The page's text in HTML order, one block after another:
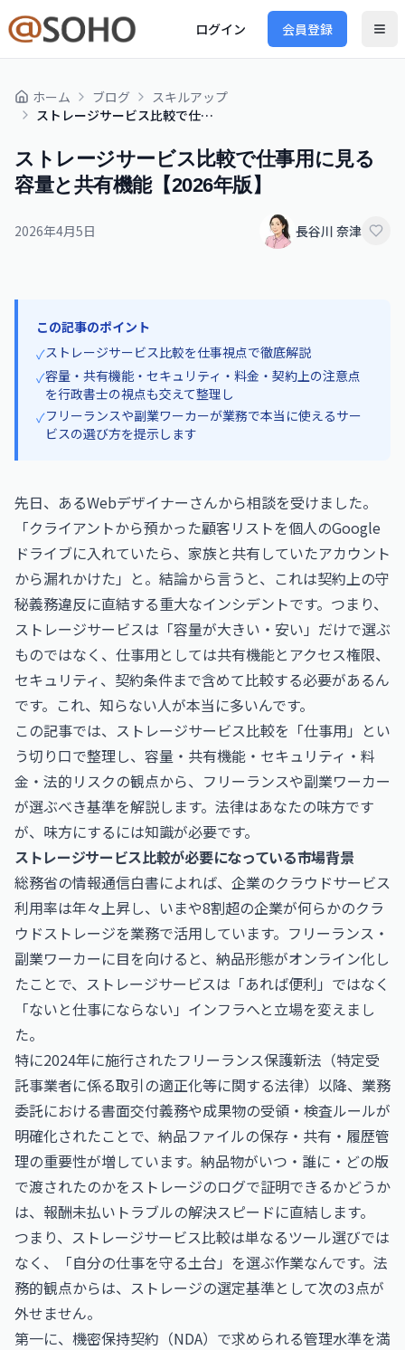
ログイン 会員登録
ホーム ブログ
スキルアップ
ストレージサービス比較で仕事用に見る容量と共有機能【2026年版】
ストレージサービス比較で仕事用に見る
容量と共有機能【2026年版】
2026年4月5日 長谷川 奈津
この記事のポイント
✓ストレージサービス比較を仕事視点で徹底解説
✓容量・共有機能・セキュリティ・料金・契約上の注意点
を行政書士の視点も交えて整理し
✓フリーランスや副業ワーカーが業務で本当に使えるサー
ビスの選び方を提示します
先日、あるWebデザイナーさんから相談を受けました。
「クライアントから預かった顧客リストを個人のGoogle
ドライブに入れていたら、家族と共有していたアカウント
から漏れかけた」と。結論から言うと、これは契約上の守
秘義務違反に直結する重大なインシデントです。つまり、
ストレージサービスは「容量が大きい・安い」だけで選ぶ
ものではなく、仕事用としては共有機能とアクセス権限、
セキュリティ、契約条件まで含めて比較する必要があるん
です。これ、知らない人が本当に多いんです。
この記事では、ストレージサービス比較を「仕事用」とい
う切り口で整理し、容量・共有機能・セキュリティ・料
金・法的リスクの観点から、フリーランスや副業ワーカー
が選ぶべき基準を解説します。法律はあなたの味方です
が、味方にするには知識が必要です。
ストレージサービス比較が必要になっている市場背景
総務省の情報通信白書によれば、企業のクラウドサービス
利用率は年々上昇し、いまや8割超の企業が何らかのクラ
ウドストレージを業務で活用しています。フリーランス・
副業ワーカーに目を向けると、納品形態がオンライン化し
たことで、ストレージサービスは「あれば便利」ではなく
「ないと仕事にならない」インフラへと立場を変えまし
た。
特に2024年に施行されたフリーランス保護新法（特定受
託事業者に係る取引の適正化等に関する法律）以降、業務
委託における書面交付義務や成果物の受領・検査ルールが
明確化されたことで、納品ファイルの保存・共有・履歴管
理の重要性が増しています。納品物がいつ・誰に・どの版
で渡されたのかをストレージのログで証明できるかどうか
は、報酬未払いトラブルの解決スピードに直結します。
つまり、ストレージサービス比較は単なるツール選びでは
なく、「自分の仕事を守る土台」を選ぶ作業なんです。法
務的観点からは、ストレージの選定基準として次の3点が
外せません。
第一に、機密保持契約（NDA）で求められる管理水準を満